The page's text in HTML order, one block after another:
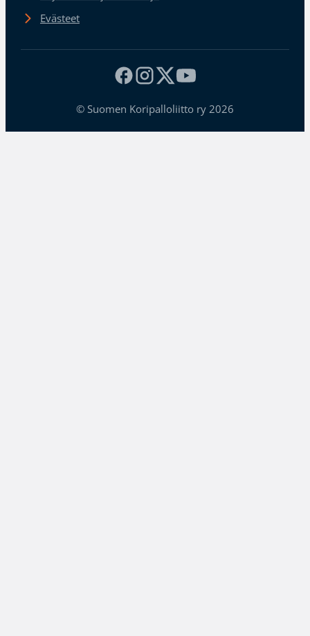
Evästeet
© Suomen Koripalloliitto ry 2026